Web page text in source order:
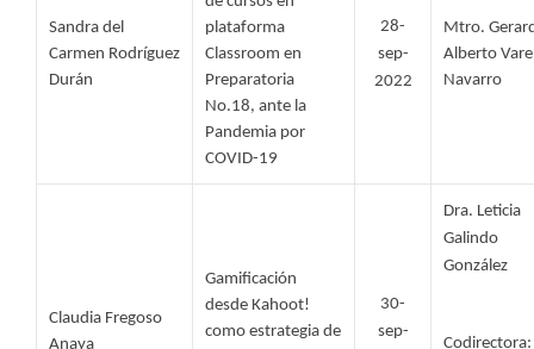
Sandra del
Carmen Rodríguez
Durán
plataforma
Classroom en
Preparatoria
No.18, ante la
Pandemia por
COVID-19
28-
sep-
2022
Mtro.
Alberto
Navarro
Claudia Fregoso
Anaya
Gamificación
desde Kahoot!
como estrategia de
30-
sep-
Dra. Leticia
Galindo
González
Codirectora: